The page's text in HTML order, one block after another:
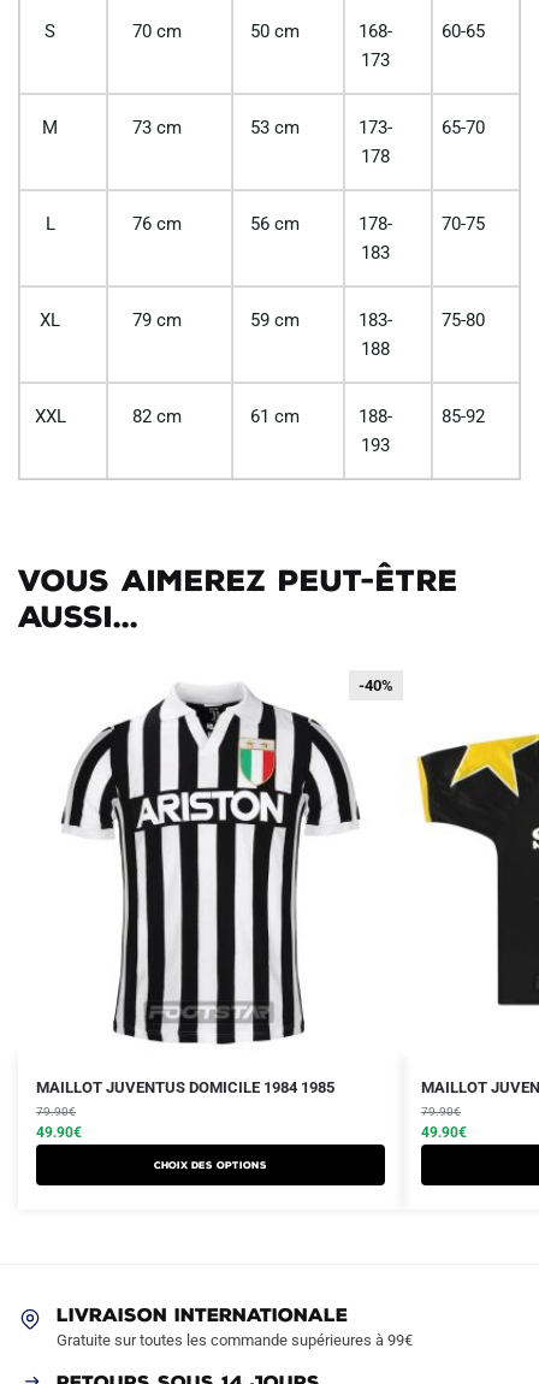
S 70 cm 50 cm
168-
173
60-65
M 73 cm 53 cm
173-
178
65-70
L 76 cm 56 cm
178-
183
70-75
XL 79 cm 59 cm
183-
188
75-80
XXL 82 cm 61 cm
188-
193
85-92
Vous aimerez peut-être
aussi...
-40%
-40%
MAILLOT JUVENTUS DOMICILE 1984 1985
79.90€
Le
prix
initial
était :
49.90€
Le
prix
actuel
est :
Choix des options
Ce
produit
a
être
choisies
sur
MAILLOT
79.90€
Le
prix
initial
était :
49.90€
Le
prix
actuel
est :
Ce
produit
a
LIVRAISON INTERNATIONALE
Gratuite sur toutes les commande supérieures à 99€